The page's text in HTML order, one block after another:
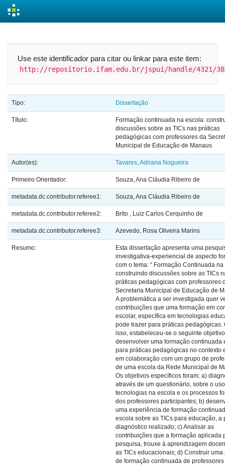
Use este identificador para citar ou linkar para este item:
http://repositorio.ifam.edu.br/jspui/handle/4321/38
Tipo: Dissertação
Título:
Formação continuada na escola:
discussões sobre as TICs nas práticas
pedagógicas com professores da
Municipal de Educação de Manaus
Autor(es): Tavares, Adriana Nogueira
Primeiro Orientador: Souza, Ana Cláudia Ribeiro de
metadata.dc.contributor.referee1: Souza, Ana Cláudia Ribeiro de
metadata.dc.contributor.referee2: Brito , Luiz Carlos Cerquinho de
metadata.dc.contributor.referee3: Azevedo, Rosa Oliveira Marins
Resumo:
Esta dissertação apresenta uma
investigativa-experiencial de aspecto
com o tema: “ Formação Continuada
construindo discussões sobre as TICs
práticas pedagógicas com professores
Secretaria Municipal de Educação de
A problemática a ser investigada quer
contribuições que uma formação em
escolar, específica em tecnologias
pode trazer para práticas pedagógicas.
isso, estabeleceu-se o seguinte
desenvolver uma formação continuada
para práticas pedagógicas no contexto
em colaboração com um grupo de
de uma escola da Rede Municipal de
Os objetivos específicos foram: a)
através de um questionário, sobre o
tecnologias na escola e os processos
dos professores participantes; b)
uma experiência de formação
escola sobre as TICs para educação, a
diagnóstico realizado; c) Analisar as
contribuições que a formação aplicada
pesquisa, trouxe à aprendizagem
as TICs educacionais; d) Construir uma
de formação continuada de professores